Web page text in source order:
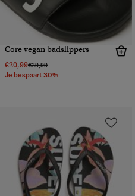
Core vegan badslippers
€20,99Prijs verlaagd van
€29,99naar
Je bespaart 30%